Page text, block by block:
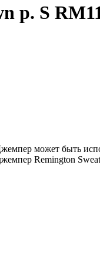
p. S
может быть
Remington